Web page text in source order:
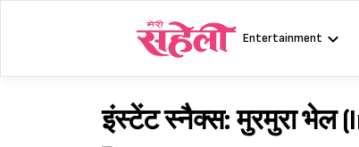
Entertainment
इंस्टेंट स्नैक्स: मुरमुरा भेल